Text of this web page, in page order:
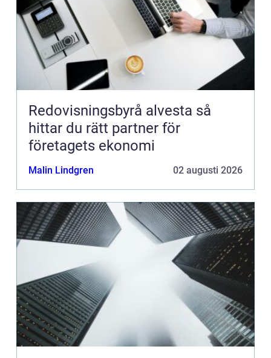
Redovisningsbyrå alvesta så
hittar du rätt partner för
företagets ekonomi
Malin Lindgren 02 augusti 2026